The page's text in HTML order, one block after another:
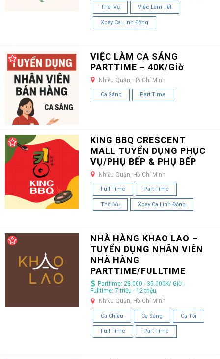
Thời Vụ Việc Làm Tết
Xoay Ca Linh Động
VIỆC LÀM CA SÁNG
PARTTIME – 40K/Giờ
Nhiều Quận, Hồ Chí Minh
Ca Sáng Part Time
KING BBQ CRESCENT
MALL TUYỂN DỤNG PHỤC
VỤ/PHỤ BẾP & PHỤ BẾP
Nhiều Quận, Hồ Chí Minh
Full Time Part Time
Thời Vụ Xoay Ca Linh Động
NHÀ HÀNG KHAO LAO –
TUYỂN DỤNG NHÂN VIÊN
NHÀ HÀNG
PARTTIME/FULLTIME
Parttime: 28.000 - 35.000K/ Giờ -
Fulltime: 7 triệu - 12 triệu
Nhiều Quận, Hồ Chí Minh
Ca Chiều Ca Sáng Ca Tối
Full Time Part Time